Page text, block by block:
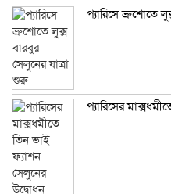
প্যারিসে ব্রুশোতে
প্যারিসের